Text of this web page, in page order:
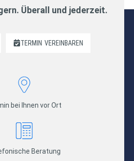
Überall und jederzeit.
TERMIN VEREINBAREN
bei Ihnen vor Ort
Beratung